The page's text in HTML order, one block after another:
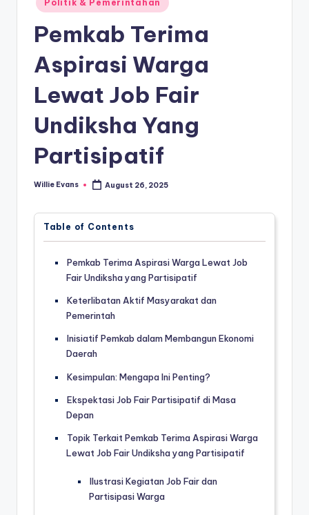
in
Politik & Pemerintahan
Pemkab Terima
Aspirasi Warga
Lewat Job Fair
Undiksha Yang
Partisipatif
Posted
Willie Evans August 26, 2025
Table of Contents
Pemkab Terima Aspirasi Warga Lewat Job
Fair Undiksha yang Partisipatif
Keterlibatan Aktif Masyarakat dan
Pemerintah
Inisiatif Pemkab dalam Membangun Ekonomi
Daerah
Kesimpulan: Mengapa Ini Penting?
Ekspektasi Job Fair Partisipatif di Masa
Depan
Topik Terkait Pemkab Terima Aspirasi Warga
Lewat Job Fair Undiksha yang Partisipatif
Ilustrasi Kegiatan Job Fair dan
Partisipasi Warga